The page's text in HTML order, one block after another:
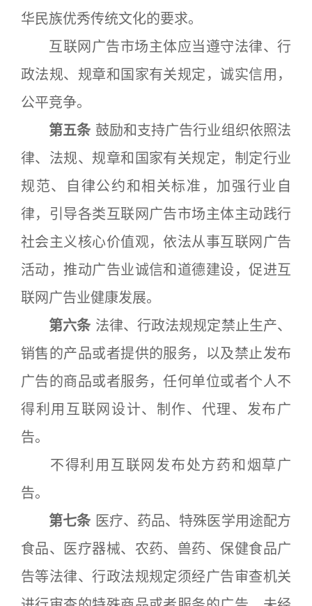
华民族优秀传统文化的要求。
互联网广告市场主体应当遵守法律、行
政法规、规章和国家有关规定，诚实信用，
公平竞争。
第五条 鼓励和支持广告行业组织依照法
律、法规、规章和国家有关规定，制定行业
规范、自律公约和相关标准，加强行业自
律，引导各类互联网广告市场主体主动践行
社会主义核心价值观，依法从事互联网广告
活动，推动广告业诚信和道德建设，促进互
联网广告业健康发展。
第六条 法律、行政法规规定禁止生产、
销售的产品或者提供的服务，以及禁止发布
广告的商品或者服务，任何单位或者个人不
得利用互联网设计、制作、代理、发布广
告。
不得利用互联网发布处方药和烟草广
告。
第七条 医疗、药品、特殊医学用途配方
食品、医疗器械、农药、兽药、保健食品广
告等法律、行政法规规定须经广告审查机关